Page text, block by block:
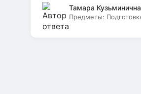
Тамара Кузьминична
Предметы: